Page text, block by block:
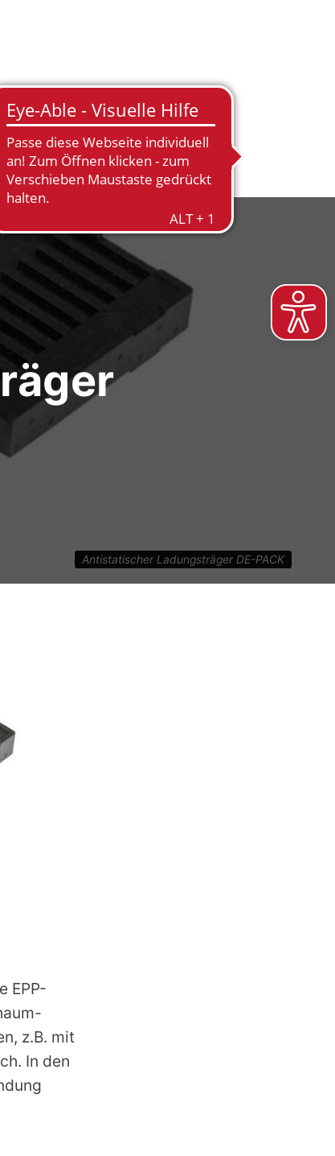
Antistatischer Ladungsträger DE-PACK
EPP-
z.B. mit
In den